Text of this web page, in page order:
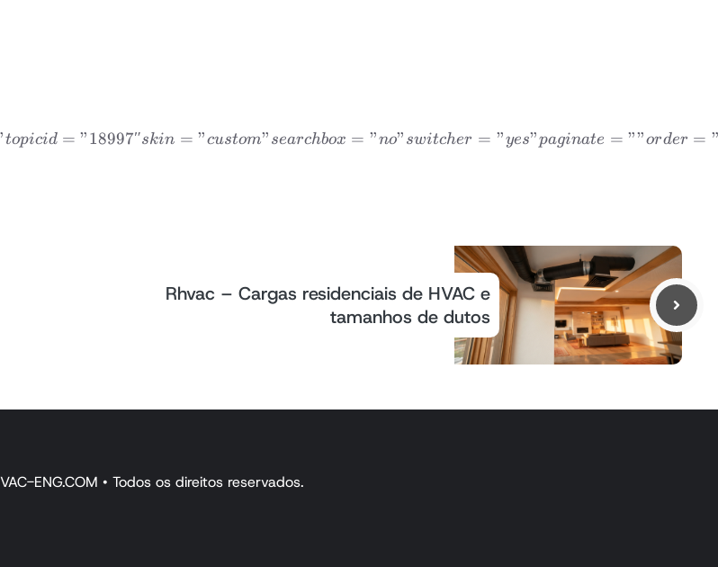
dvfaqtopic title=”FREQUENTLY ASKED QUESTIONS” topicid=”18997″
topicid = ”18997″skin = ”custom” searchbox = ”no” switcher = ”yes”paginate = ””order =
Rhvac – Cargas residenciais de HVAC e
tamanhos de dutos
ENG.COM • Todos os direitos reservados.